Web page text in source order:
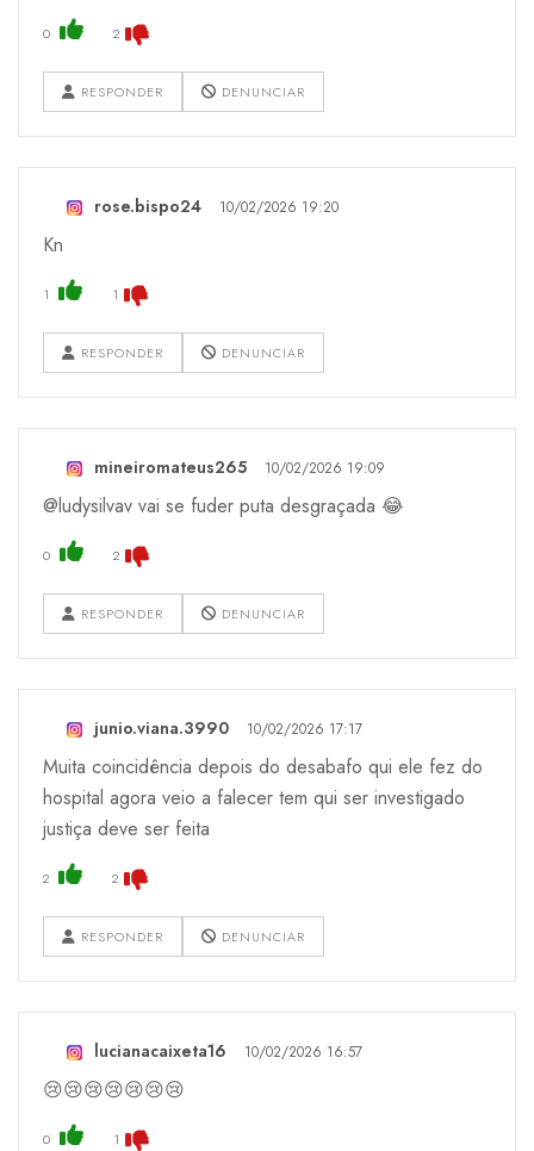
0 2
RESPONDER DENUNCIAR
rose.bispo24 10/02/2026 19:20
Kn
1 1
RESPONDER DENUNCIAR
mineiromateus265 10/02/2026 19:09
@ludysilvav vai se fuder puta desgraçada 😂
0 2
RESPONDER DENUNCIAR
junio.viana.3990 10/02/2026 17:17
Muita coincidência depois do desabafo qui ele fez do
hospital agora veio a falecer tem qui ser investigado
justiça deve ser feita
2 2
RESPONDER DENUNCIAR
lucianacaixeta16 10/02/2026 16:57
😢😢😢😢😢😢😢
0 1